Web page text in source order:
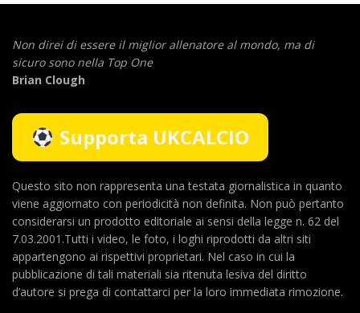
Non direi di essere il miglior allenatore al mondo, ma di
sicuro sono nella Top One
Brian Clough
Supporta UKCALCIO
Questo sito non rappresenta una testata giornalistica in quanto
viene aggiornato con periodicità non definita. Non può pertanto
considerarsi un prodotto editoriale ai sensi della legge n. 62 del
7.03.2001.Tutti i video, le foto, i loghi riprodotti da altri siti
appartengono ai rispettivi proprietari. Nel caso in cui la
pubblicazione di tali materiali sia ritenuta lesiva del diritto
d’autore si prega di contattarci per la loro immediata rimozione.